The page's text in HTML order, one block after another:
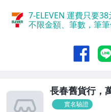
7-ELEVEN 運費只要38
不限金額、筆數，筆筆
長春舊貨行，
實名驗證